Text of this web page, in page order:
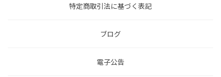
特定商取引法に基づく表記
ブログ
電子公告